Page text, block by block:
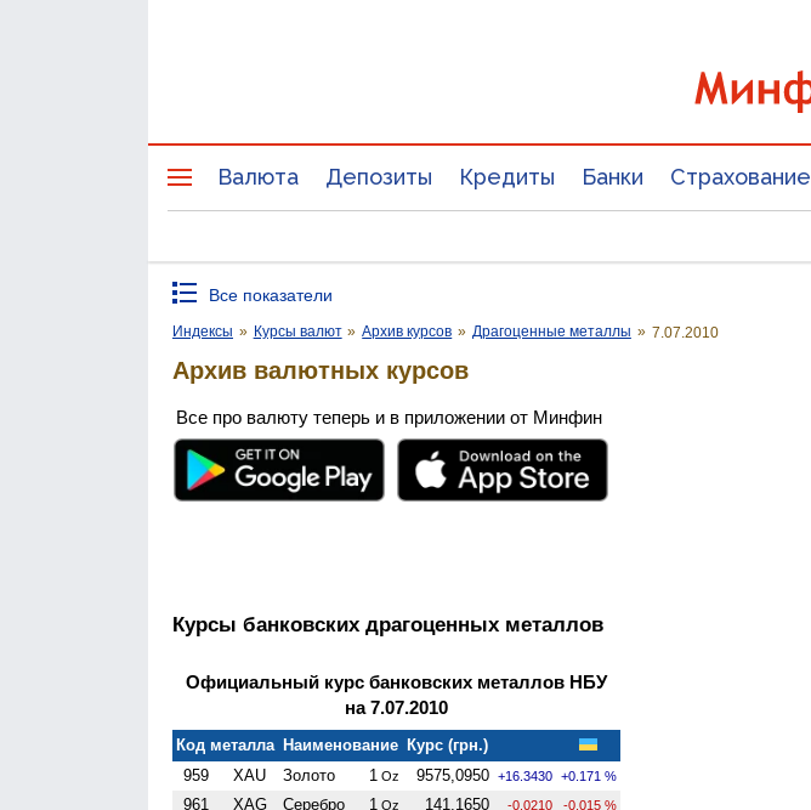
Валюта Депозиты Кредиты Банки Страхование
Все показатели
Индексы » Курсы валют » Архив курсов » Драгоценные металлы » 7.07.2010
Архив валютных курсов
Все про валюту теперь и в приложении от Минфин
Курсы банковских драгоценных металлов
Официальный курс банковских металлов НБУ
на 7.07.2010
Код металла Наименование Курс (грн.)
959
XAU Золото 1 Oz 9575,0950 +16.3430 +0.171 %
961 XAG Серебро 1 Oz 141,1650 -0.0210 -0.015 %